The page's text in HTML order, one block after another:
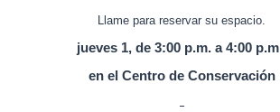
Llame para reservar su espacio.
jueves 1, de 3:00 p.m. a 4:00
en el Centro de Conservación